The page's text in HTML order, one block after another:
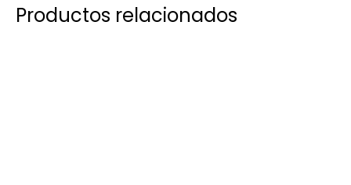
Productos relacionados